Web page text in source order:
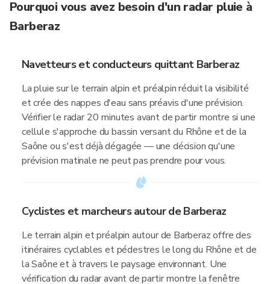
Pourquoi vous avez besoin d'un radar pluie à
Barberaz
Navetteurs et conducteurs quittant Barberaz
La pluie sur le terrain alpin et préalpin réduit la visibilité
et crée des nappes d'eau sans préavis d'une prévision.
Vérifier le radar 20 minutes avant de partir montre si une
cellule s'approche du bassin versant du Rhône et de la
Saône ou s'est déjà dégagée — une décision qu'une
prévision matinale ne peut pas prendre pour vous.
Cyclistes et marcheurs autour de Barberaz
Le terrain alpin et préalpin autour de Barberaz offre des
itinéraires cyclables et pédestres le long du Rhône et de
la Saône et à travers le paysage environnant. Une
vérification du radar avant de partir montre la fenêtre